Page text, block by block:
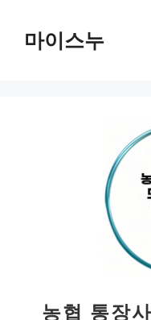
마이스누
농협 통장